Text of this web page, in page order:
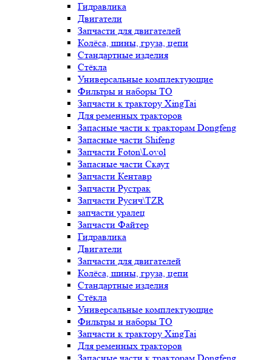
Гидравлика
Двигатели
Запчасти для двигателей
Колёса, шины, груза, цепи
Стандартные изделия
Стёкла
Универсальные комплектующие
Фильтры и наборы ТО
Запчасти к трактору XingTai
Для ременных тракторов
Запасные части к тракторам Dongfeng
Запасные части Shifeng
Запчасти Foton\Lovol
Запасные части Скаут
Запчасти Кентавр
Запчасти Рустрак
Запчасти Русич\TZR
запчасти уралец
Запчасти Файтер
Гидравлика
Двигатели
Запчасти для двигателей
Колёса, шины, груза, цепи
Стандартные изделия
Стёкла
Универсальные комплектующие
Фильтры и наборы ТО
Запчасти к трактору XingTai
Для ременных тракторов